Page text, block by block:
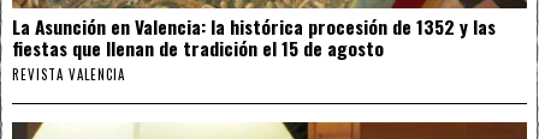
La Asunción en Valencia: la histórica procesión de 1352 y las
fiestas que llenan de tradición el 15 de agosto
REVISTA VALENCIA